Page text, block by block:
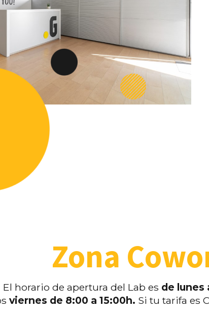
Zona
El horario de apertura del Lab es de lunes
viernes de 8:00 a 15:00h. Si tu tarifa es